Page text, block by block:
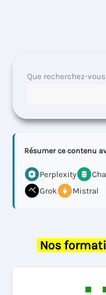
Que recherchez-
Résumer ce contenu
Perplexity
Grok
Mistral
Nos